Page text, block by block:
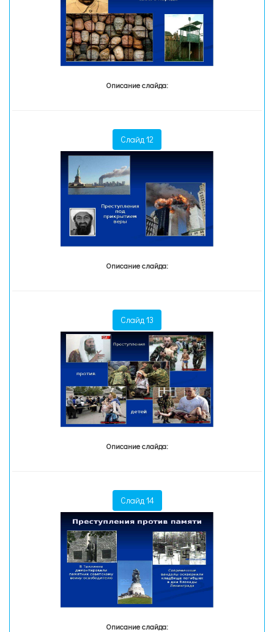
Описание слайда:
Слайд 12
Описание слайда:
Слайд 13
Описание слайда:
Слайд 14
Описание слайда: